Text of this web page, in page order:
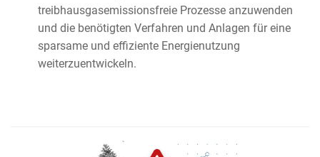
treibhausgasemissionsfreie Prozesse anzuwenden
und die benötigten Verfahren und Anlagen für eine
sparsame und effiziente Energienutzung
weiterzuentwickeln.